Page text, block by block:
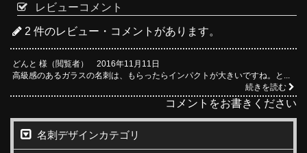
レビューコメント
2 件のレビュー・コメントがあります。
どんと 様（閲覧者） 2016年11月11日
高級感のあるガラスの名刺は、もらったらインパクトが大きいですね。と...
続きを読む
コメントをお書きください
名刺デザインカテゴリ